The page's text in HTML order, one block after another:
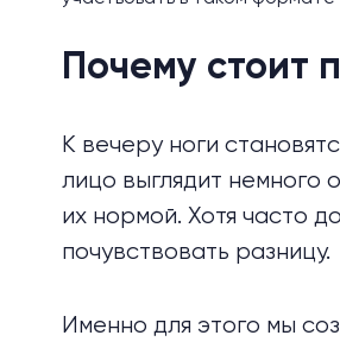
Почему стоит
К вечеру ноги
лицо выглядит
их нормой. Хотя часто
почувствовать разницу.
Именно для этого мы